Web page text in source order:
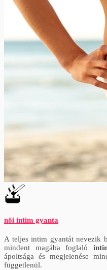
női intim gyanta
A teljes intim gyantát nevezik
mindent magába foglaló
ápoltsága és megjelenése
függetlenül.